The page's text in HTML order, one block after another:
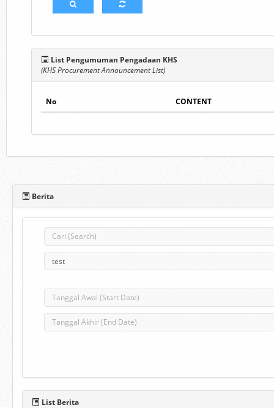
List Pengumuman Pengadaan KHS
(KHS Procurement Announcement List)
No CONTENT
Berita
List Berita